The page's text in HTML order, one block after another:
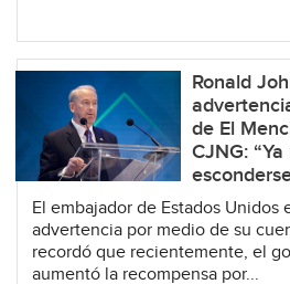
Ronald
de El
CJNG:
El embajador de Estados Unidos
advertencia por medio de su
recordó que recientemente, el
aumentó la recompensa por...